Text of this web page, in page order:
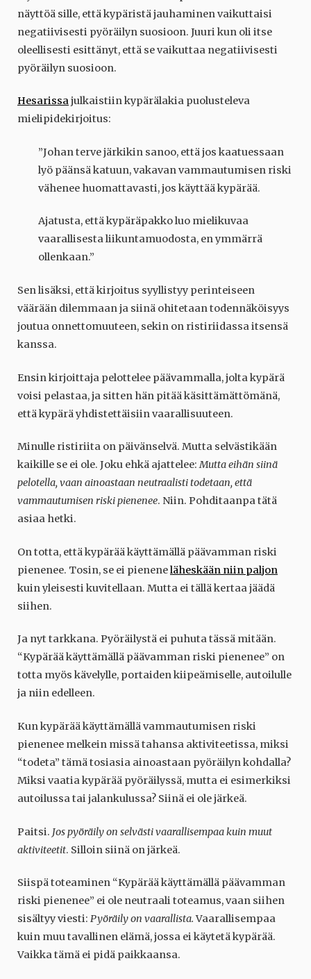
näyttöä sille, että kypäristä jauhaminen vaikuttaisi
negatiivisesti pyöräilyn suosioon. Juuri kun oli itse
oleellisesti esittänyt, että se vaikuttaa negatiivisesti
pyöräilyn suosioon.
Hesarissajulkaistiin kypärälakia puolusteleva
mielipidekirjoitus:
”Johan terve järkikin sanoo, että jos kaatuessaan
lyö päänsä katuun, vakavan vammautumisen riski
vähenee huomattavasti, jos käyttää kypärää.
Ajatusta, että kypäräpakko luo mielikuvaa
vaarallisesta liikuntamuodosta, en ymmärrä
ollenkaan.”
Sen lisäksi, että kirjoitus syyllistyy perinteiseen
väärään dilemmaan ja siinä ohitetaan todennäköisyys
joutua onnettomuuteen, sekin on ristiriidassa itsensä
kanssa.
Ensin kirjoittaja pelottelee päävammalla, jolta kypärä
voisi pelastaa, ja sitten hän pitää käsittämättömänä,
että kypärä yhdistettäisiin vaarallisuuteen.
Minulle ristiriita on päivänselvä. Mutta selvästikään
kaikille se ei ole. Joku ehkä ajattelee:Mutta eihän siinä
pelotella, vaan ainoastaan neutraalisti todetaan, että
vammautumisen riski pienenee. Niin. Pohditaanpa tätä
asiaa hetki.
On totta, että kypärää käyttämällä päävamman riski
pienenee. Tosin, se ei pieneneläheskään niin paljon
kuin yleisesti kuvitellaan. Mutta ei tällä kertaa jäädä
siihen.
Ja nyt tarkkana. Pyöräilystä ei puhuta tässä mitään.
“Kypärää käyttämällä päävamman riski pienenee” on
totta myös kävelylle, portaiden kiipeämiselle, autoilulle
ja niin edelleen.
Kun kypärää käyttämällä vammautumisen riski
pienenee melkein missä tahansa aktiviteetissa, miksi
“todeta” tämä tosiasia ainoastaan pyöräilyn kohdalla?
Miksi vaatia kypärää pyöräilyssä, mutta ei esimerkiksi
autoilussa tai jalankulussa? Siinä ei ole järkeä.
Paitsi. Jos pyöräily on selvästi vaarallisempaa kuin muut
aktiviteetit. Silloin siinä on järkeä.
Siispä toteaminen “Kypärää käyttämällä päävamman
riski pienenee” ei ole neutraali toteamus, vaan siihen
sisältyy viesti: Pyöräily on vaarallista.Vaarallisempaa
kuin muu tavallinen elämä, jossa ei käytetä kypärää.
Vaikka tämä ei pidä paikkaansa.